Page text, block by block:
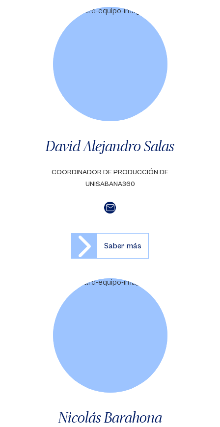
David Alejandro Salas
COORDINADOR DE PRODUCCIÓN DE
UNISABANA360
Saber más
Nicolás Barahona